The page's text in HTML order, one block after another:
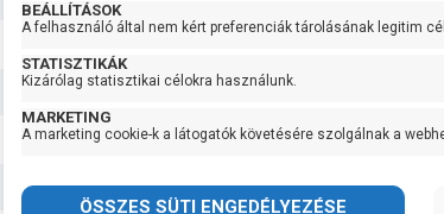
DN 32
36 méteren 350 liter/perc
Rézötvözet
Öntvény
BEÁLLÍTÁSOK
A felhasználó által nem kért preferenciák tárolásának legitim
STATISZTIKÁK
Kizárólag statisztikai célokra használunk.
MARKETING
A marketing cookie-k a látogatók követésére szolgálnak a